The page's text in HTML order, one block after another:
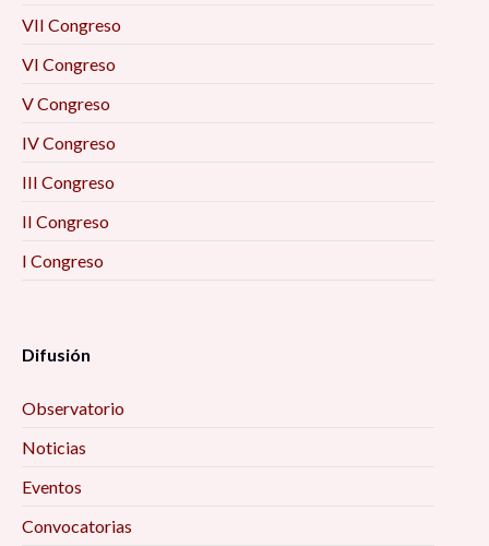
VII Congreso
VI Congreso
V Congreso
IV Congreso
III Congreso
II Congreso
I Congreso
Difusión
Observatorio
Noticias
Eventos
Convocatorias